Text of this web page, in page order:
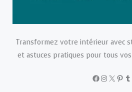
Transformez votre intérieur avec
et astuces pratiques pour tous
Facebook
Instagram
X